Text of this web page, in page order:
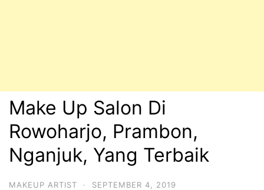
Make Up Salon Di
Rowoharjo, Prambon,
Nganjuk, Yang Terbaik
MAKEUP ARTIST · SEPTEMBER 4, 2019